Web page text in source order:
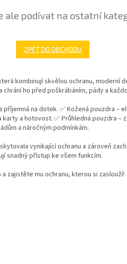
ale podívat na ostatní
ZPĚT DO OBCHODU
kombinují skvělou ochranu, moderní
ho před poškrábáním, pády a
na dotek. ✅ Kožená pouzdra –
a hotovost. ✅ Průhledná pouzdra –
a náročným podmínkám.
vynikající ochranu a zároveň
snadný přístup ke všem funkcím.
zajistěte mu ochranu, kterou si zaslouží!